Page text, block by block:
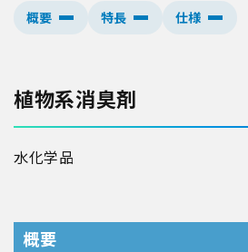
概要 特長 仕様
植物系消臭剤
水化学品
概要